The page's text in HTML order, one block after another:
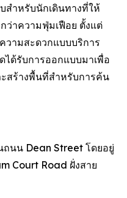
สำหรับนักเดินทางที่ให้
าความฟุ่มเฟือย ตั้งแต่
วามสะดวกแบบบริการ
ได้รับการออกแบบมาเพื่อ
สร้างพื้นที่สำหรับการค้น
นน Dean Street โดยอยู่
Court Road ฝั่งสาย